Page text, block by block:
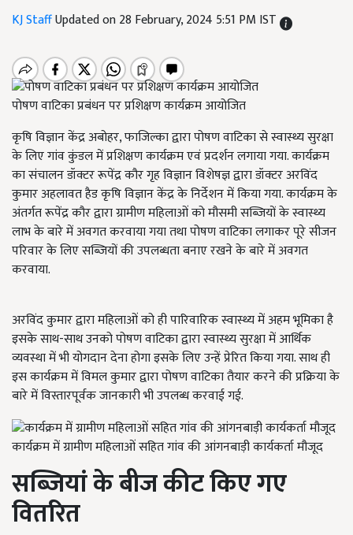
KJ StaffUpdated on 28 February, 2024 5:51 PM IST
पोषण वाटिका प्रबंधन पर प्रशिक्षण कार्यक्रम आयोजित
कृषि विज्ञान केंद्र अबोहर, फाजिल्का द्वारा पोषण वाटिका से स्वास्थ्य सुरक्षा
के लिए गांव कुंडल में प्रशिक्षण कार्यक्रम एवं प्रदर्शन लगाया गया. कार्यक्रम
का संचालन डॉक्टर रूपेंद्र कौर गृह विज्ञान विशेषज्ञ द्वारा डॉक्टर अरविंद
कुमार अहलावत हैड कृषि विज्ञान केंद्र के निर्देशन में किया गया. कार्यक्रम के
अंतर्गत रूपेंद्र कौर द्वारा ग्रामीण महिलाओं को मौसमी सब्जियों के स्वास्थ्य
लाभ के बारे में अवगत करवाया गया तथा पोषण वाटिका लगाकर पूरे सीजन
परिवार के लिए सब्जियों की उपलब्धता बनाए रखने के बारे में अवगत
करवाया.
अरविंद कुमार द्वारा महिलाओं को ही पारिवारिक स्वास्थ्य में अहम भूमिका है
इसके साथ-साथ उनको पोषण वाटिका द्वारा स्वास्थ्य सुरक्षा में आर्थिक
व्यवस्था में भी योगदान देना होगा इसके लिए उन्हें प्रेरित किया गया. साथ ही
इस कार्यक्रम में विमल कुमार द्वारा पोषण वाटिका तैयार करने की प्रक्रिया के
बारे में विस्तारपूर्वक जानकारी भी उपलब्ध करवाई गई.
कार्यक्रम में ग्रामीण महिलाओं सहित गांव की आंगनबाड़ी कार्यकर्ता मौजूद
सब्जियां के बीज कीट किए गए
वितरित